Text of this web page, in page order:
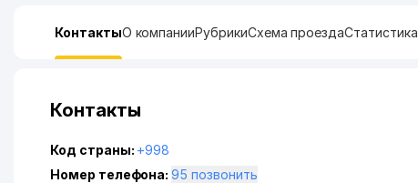
КонтактыО компанииРубрикиСхема проездаСтатистика
Контакты
Код страны: +998
Номер телефона:
95 позвонить